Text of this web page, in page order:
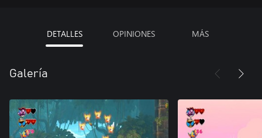
DETALLES OPINIONES MÁS
Galería